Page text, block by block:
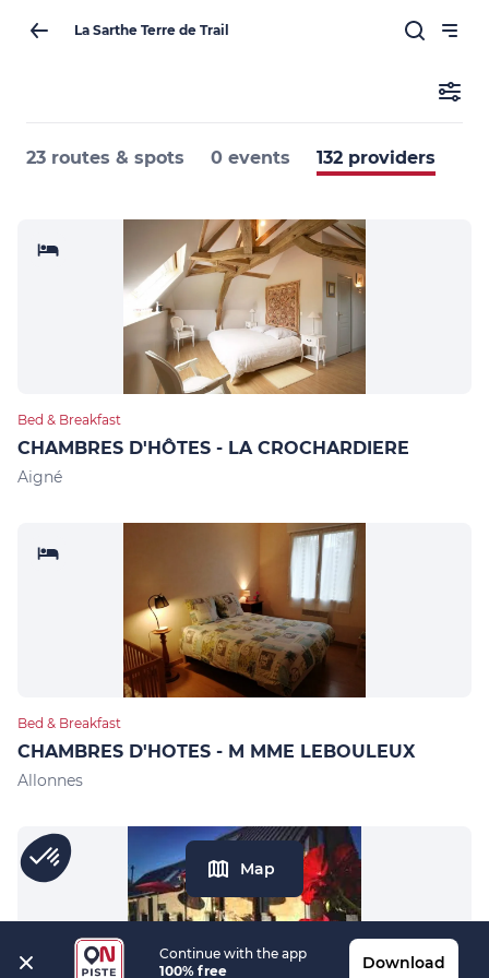
La Sarthe Terre de Trail
Continue with the app
100% free
Download
23 routes & spots 0 events 132 providers
Bed & Breakfast
CHAMBRES D'HÔTES - LA CROCHARDIERE
Aigné
Bed & Breakfast
CHAMBRES D'HOTES - M MME LEBOULEUX
Allonnes
Map